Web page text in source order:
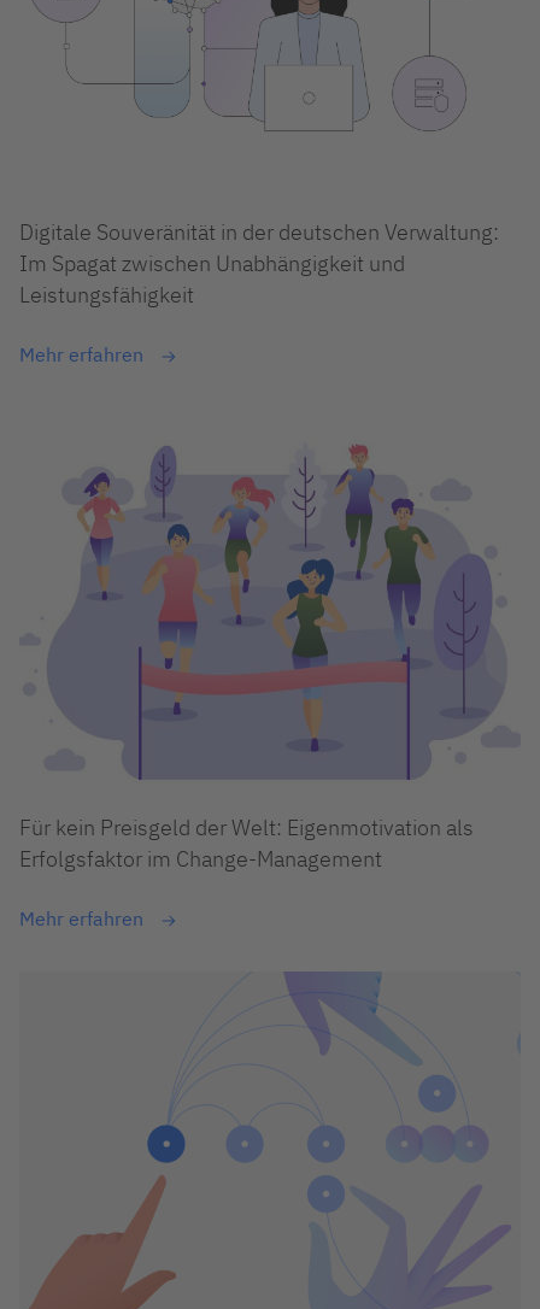
Digitale Souveränität in der deutschen Verwaltung:
Im Spagat zwischen Unabhängigkeit und
Leistungsfähigkeit
Mehr erfahren
Für kein Preisgeld der Welt: Eigenmotivation als
Erfolgsfaktor im Change-Management
Mehr erfahren